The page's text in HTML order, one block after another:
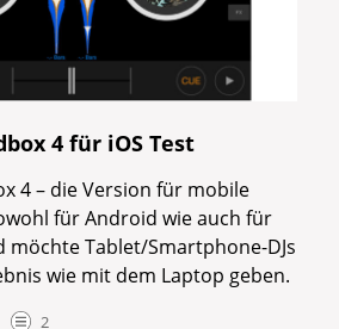
4 für iOS Test
4 – die Version für mobile
für Android wie auch für
möchte Tablet/Smartphone-DJs
wie mit dem Laptop geben.
2